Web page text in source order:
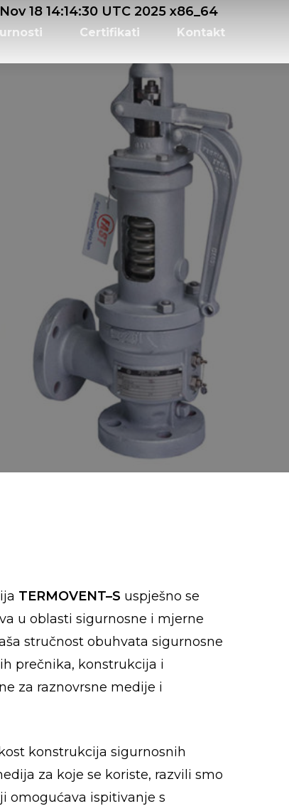
18 14:14:30 UTC 2025 x86_64
Certifikati Kontakt
TERMOVENT–S uspješno se
u oblasti sigurnosne i mjerne
stručnost obuhvata sigurnosne
prečnika, konstrukcija i
za raznovrsne medije i
konstrukcija sigurnosnih
za koje se koriste, razvili smo
omogućava ispitivanje s